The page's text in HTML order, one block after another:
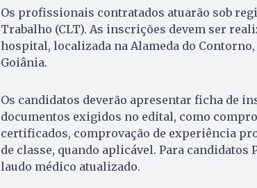
Os profissionais contratados atuarão sob
Trabalho (CLT). As inscrições devem ser
hospital, localizada na Alameda do Contorno,
Goiânia.
Os candidatos deverão apresentar ficha de
documentos exigidos no edital, como
certificados, comprovação de experiência
de classe, quando aplicável. Para candidatos
laudo médico atualizado.